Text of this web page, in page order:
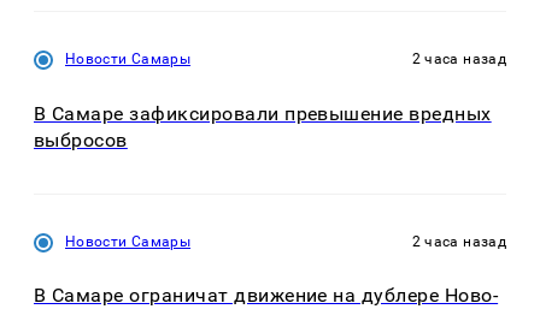
Новости Самары 2 часа назад
В Самаре зафиксировали превышение вредных
выбросов
Новости Самары 2 часа назад
В Самаре ограничат движение на дублере Ново-